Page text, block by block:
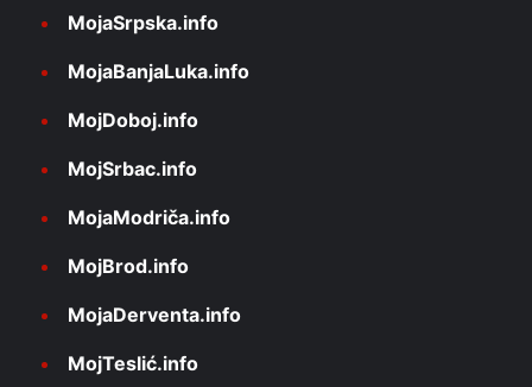
MojaSrpska.info
MojaBanjaLuka.info
MojDoboj.info
MojSrbac.info
MojaModriča.info
MojBrod.info
MojaDerventa.info
MojTeslić.info